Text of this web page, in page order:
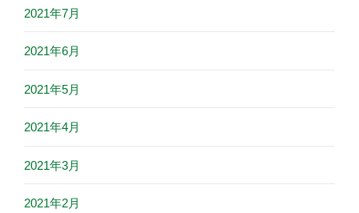
2021年7月
2021年6月
2021年5月
2021年4月
2021年3月
2021年2月